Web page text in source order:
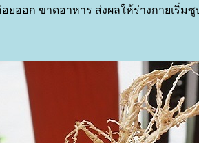
ยออก ขาดอาหาร ส่งผลให้ร่างกายเริ่ม